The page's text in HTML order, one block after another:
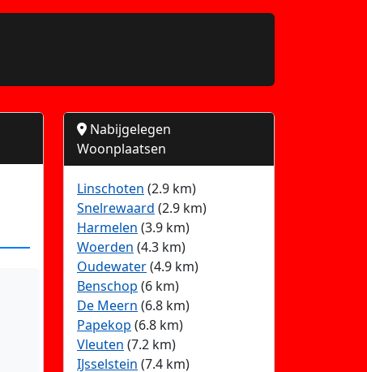
Nabijgelegen
Woonplaatsen
Linschoten (2.9 km)
Snelrewaard (2.9 km)
Harmelen (3.9 km)
Woerden (4.3 km)
Oudewater(4.9 km)
Benschop (6 km)
De Meern (6.8 km)
Papekop (6.8 km)
Vleuten (7.2 km)
IJsselstein (7.4 km)